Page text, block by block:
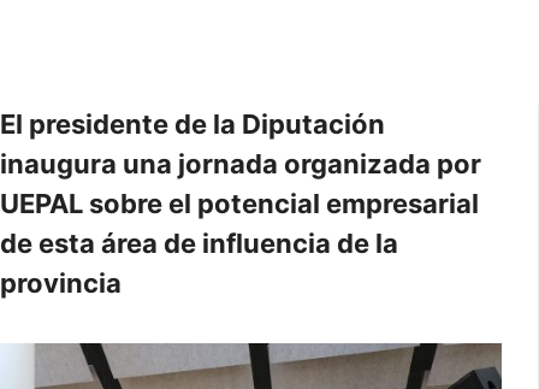
El presidente de la Diputación
inaugura una jornada organizada por
UEPAL sobre el potencial empresarial
de esta área de influencia de la
provincia